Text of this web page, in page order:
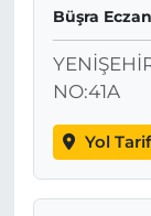
Büşra
NO:41A
Yol